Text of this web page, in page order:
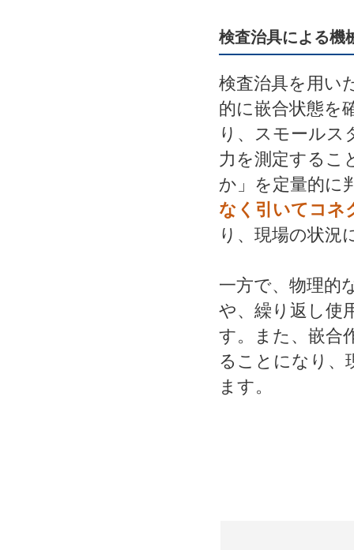
検査治具による機
検査治具を用い
的に嵌合状態を
り、スモールス
力を測定するこ
か」を定量的に
なく引いてコネ
り、現場の状況
一方で、物理的
や、繰り返し使
す。また、嵌合
ることになり、
ます。